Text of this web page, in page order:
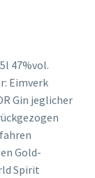
47%vol.
Eimverk
Gin jeglicher
Gold-
Spirit